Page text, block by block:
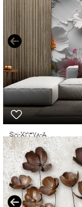
SH-X۲۳۷۸-A